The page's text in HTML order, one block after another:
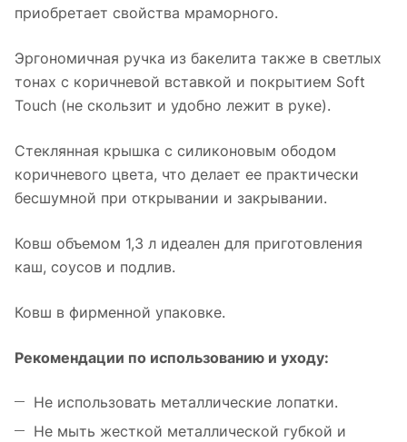
приобретает свойства мраморного.
Эргономичная ручка из бакелита также в светлых
тонах с коричневой вставкой и покрытием Soft
Touch (не скользит и удобно лежит в руке).
Стеклянная крышка с силиконовым ободом
коричневого цвета, что делает ее практически
бесшумной при открывании и закрывании.
Ковш объемом 1,3 л идеален для приготовления
каш, соусов и подлив.
Ковш в фирменной упаковке.
Рекомендации по использованию и уходу:
Не использовать металлические лопатки.
Не мыть жесткой металлической губкой и